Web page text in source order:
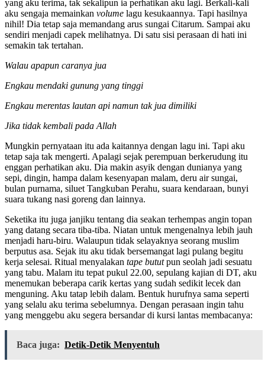
yang aku terima, tak sekalipun ia perhatikan aku lagi. Berkali-kali
aku sengaja memainkan volume lagu kesukaannya. Tapi hasilnya
nihil! Dia tetap saja memandang arus sungai Citarum. Sampai aku
sendiri menjadi capek melihatnya. Di satu sisi perasaan di hati ini
semakin tak tertahan.
Walau apapun caranya jua
Engkau mendaki gunung yang tinggi
Engkau merentas lautan api namun tak jua dimiliki
Jika tidak kembali pada Allah
Mungkin pernyataan itu ada kaitannya dengan lagu ini. Tapi aku
tetap saja tak mengerti. Apalagi sejak perempuan berkerudung itu
enggan perhatikan aku. Dia makin asyik dengan dunianya yang
sepi, dingin, hampa dalam kesenyapan malam, deru air sungai,
bulan purnama, siluet Tangkuban Perahu, suara kendaraan, bunyi
suara tukang nasi goreng dan lainnya.
Seketika itu juga janjiku tentang dia seakan terhempas angin topan
yang datang secara tiba-tiba. Niatan untuk mengenalnya lebih jauh
menjadi haru-biru. Walaupun tidak selayaknya seorang muslim
berputus asa. Sejak itu aku tidak bersemangat lagi pulang begitu
kerja selesai. Ritual menyalakan tape bututpun seolah jadi sesuatu
yang tabu. Malam itu tepat pukul 22.00, sepulang kajian di DT, aku
menemukan beberapa carik kertas yang sudah sedikit lecek dan
menguning. Aku tatap lebih dalam. Bentuk hurufnya sama seperti
yang selalu aku terima sebelumnya. Dengan perasaan ingin tahu
yang menggebu aku segera bersandar di kursi lantas membacanya:
Baca juga: Detik-Detik Menyentuh